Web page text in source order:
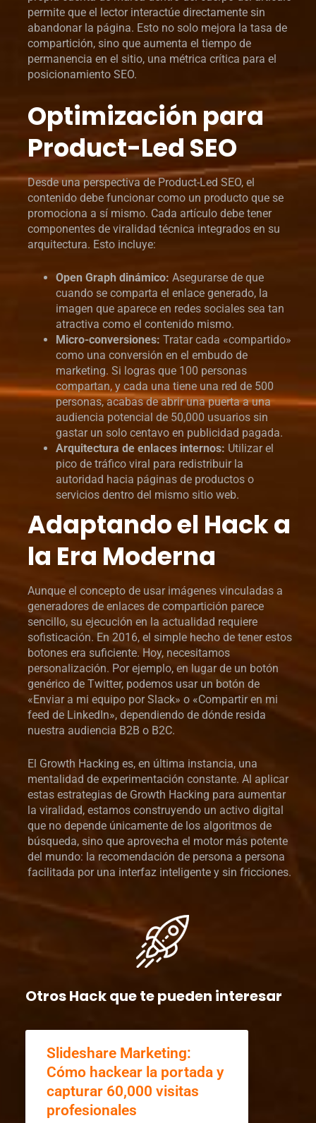
permite que el lector interactúe directamente sin
abandonar la página. Esto no solo mejora la tasa de
compartición, sino que aumenta el tiempo de
permanencia en el sitio, una métrica crítica para el
posicionamiento SEO.
Optimización para
Product-Led SEO
Desde una perspectiva de Product-Led SEO, el
contenido debe funcionar como un producto que se
promociona a sí mismo. Cada artículo debe tener
componentes de viralidad técnica integrados en su
arquitectura. Esto incluye:
Open Graph dinámico: Asegurarse de que
cuando se comparta el enlace generado, la
imagen que aparece en redes sociales sea tan
atractiva como el contenido mismo.
Micro-conversiones: Tratar cada «compartido»
como una conversión en el embudo de
marketing. Si logras que 100 personas
compartan, y cada una tiene una red de 500
personas, acabas de abrir una puerta a una
audiencia potencial de 50,000 usuarios sin
gastar un solo centavo en publicidad pagada.
Arquitectura de enlaces internos: Utilizar el
pico de tráfico viral para redistribuir la
autoridad hacia páginas de productos o
servicios dentro del mismo sitio web.
Adaptando el Hack a
la Era Moderna
Aunque el concepto de usar imágenes vinculadas a
generadores de enlaces de compartición parece
sencillo, su ejecución en la actualidad requiere
sofisticación. En 2016, el simple hecho de tener estos
botones era suficiente. Hoy, necesitamos
personalización. Por ejemplo, en lugar de un botón
genérico de Twitter, podemos usar un botón de
«Enviar a mi equipo por Slack» o «Compartir en mi
feed de LinkedIn», dependiendo de dónde resida
nuestra audiencia B2B o B2C.
El Growth Hacking es, en última instancia, una
mentalidad de experimentación constante. Al aplicar
estas estrategias de Growth Hacking para aumentar
la viralidad, estamos construyendo un activo digital
que no depende únicamente de los algoritmos de
búsqueda, sino que aprovecha el motor más potente
del mundo: la recomendación de persona a persona
facilitada por una interfaz inteligente y sin fricciones.
Otros Hack que te pueden interesar
Slideshare Marketing:
Cómo hackear la portada y
capturar 60,000 visitas
profesionales